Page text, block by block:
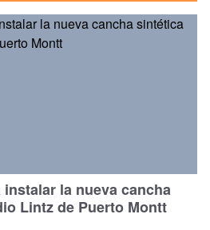
la nueva cancha
Lintz de Puerto Montt